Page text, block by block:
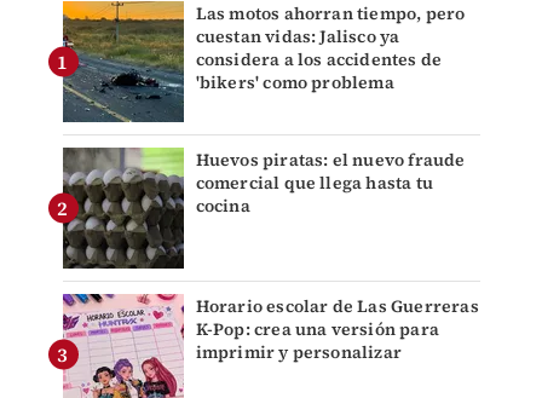
Las motos ahorran tiempo, pero
cuestan vidas: Jalisco ya
considera a los accidentes de
'bikers' como problema
Huevos piratas: el nuevo fraude
comercial que llega hasta tu
cocina
Horario escolar de Las Guerreras
K-Pop: crea una versión para
imprimir y personalizar